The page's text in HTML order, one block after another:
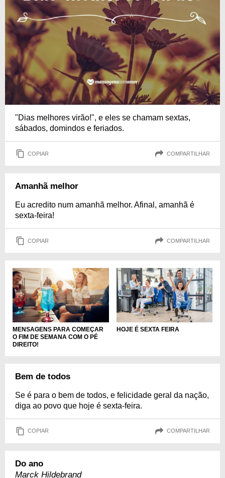
"Dias melhores virão!", e eles se chamam sextas,
sábados, domindos e feriados.
COPIAR COMPARTILHAR
Amanhã melhor
Eu acredito num amanhã melhor. Afinal, amanhã é
sexta-feira!
COPIAR COMPARTILHAR
MENSAGENS PARA COMEÇAR
O FIM DE SEMANA COM O PÉ
DIREITO!
HOJE É SEXTA FEIRA
Bem de todos
Se é para o bem de todos, e felicidade geral da nação,
diga ao povo que hoje é sexta-feira.
COPIAR COMPARTILHAR
Do ano
Marck Hildebrand